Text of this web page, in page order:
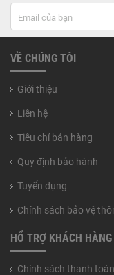
VỀ CHÚNG TÔI
Giới thiệu
Liên hệ
Tiêu chí bán hàng
Quy định bảo hành
Tuyển dụng
Chính sách bảo vệ
HỔ TRỢ KHÁCH HÀNG
Chính sách thanh toán